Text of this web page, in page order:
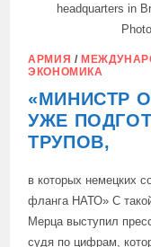
headquarters in
АРМИЯ /
ЭКОНОМИКА
«МИНИСТР
УЖЕ
ТРУПОВ,
в которых немецких
фланга НАТО» С
Мерца выступил
судя по цифрам,